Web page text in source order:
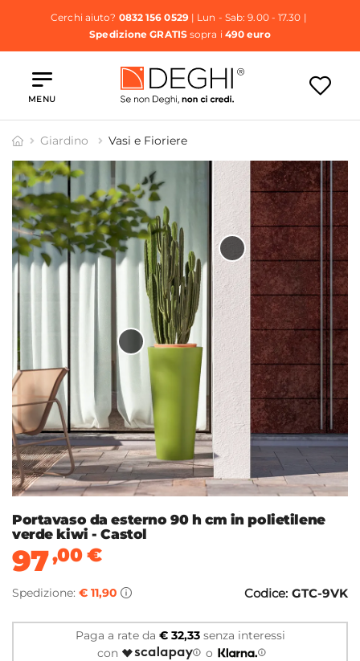
Cerchi aiuto? 0832 156 0529| Lun - Sab: 9.00 - 17.30 |
Spedizione GRATISsopra i 490 euro
MENU
Giardino Vasi e Fioriere
Portavaso da esterno 90 h cm in polietilene
verde kiwi - Castol
97,00€
Spedizione: € 11,90 Codice: GTC-9VK
Paga a rate da € 32,33senza interessi
con
o